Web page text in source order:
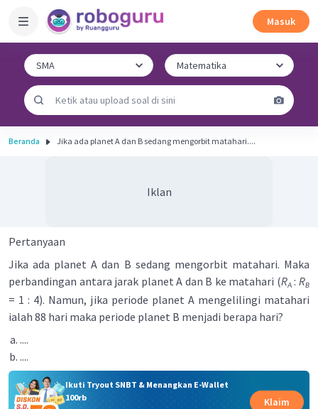
Masuk
Beranda Jika ada planet A dan B sedang mengorbit matahari....
Iklan
Pertanyaan
Jika ada planet A dan B sedang mengorbit matahari. Maka
perbandingan antara jarak planet A dan B ke matahari (RA :RB
= 1 : 4). Namun, jika periode planet A mengelilingi matahari
ialah 88 hari maka periode planet B menjadi berapa hari?
....
....
Ikuti Tryout SNBT & Menangkan E-Wallet
100rb
Klaim